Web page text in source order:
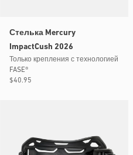
Стелька Mercury
ImpactCush 2026
Только крепления с технологией
FASE®
Обычная
$40.95